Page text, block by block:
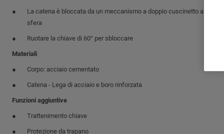
La catena è bloccata da un meccanismo a doppio cuscinetto a
sfera
Ruotare la chiave di 60° per sbloccare
Materiali
Corpo: acciaio cementato
Catena - Lega di acciaio e boro rinforzata
Funzioni aggiuntive
Trattenimento chiave
Protezione da trapano